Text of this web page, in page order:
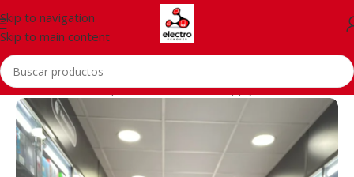
Skip to navigation
Skip to main content
Inicio/PCs/Pc Components/PC Power Supply Unit